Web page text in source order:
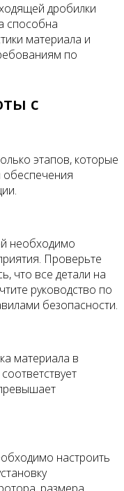
дробилки
способна
материала и
по
с
этапов, которые
обеспечения
необходимо
Проверьте
что все детали на
руководство по
безопасности.
материала в
настроить